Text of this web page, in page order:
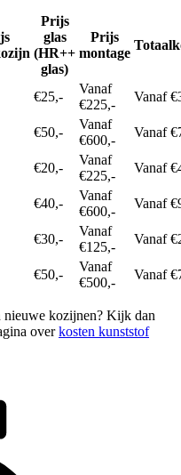
Prijs
glas
(HR++
glas)
Prijs
montage
€25,-
Vanaf
€225,-
Vanaf
€50,-
Vanaf
€600,-
Vanaf
€20,-
Vanaf
€225,-
Vanaf
€40,-
Vanaf
€600,-
Vanaf
€30,-
Vanaf
€125,-
Vanaf
€50,-
Vanaf
€500,-
Vanaf
nieuwe kozijnen? Kijk dan
overkosten kunststof